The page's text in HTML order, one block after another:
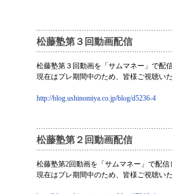
松藤塾第３回動画配信
松藤塾第３回動画を「サムマネー」で配
現在はプレ期間中のため、皆様ご視聴いた
http://blog.ushinomiya.co.jp/blog/d5236-4
松藤塾第２回動画配信
松藤塾第2回動画を「サムマネー」で配信
現在はプレ期間中のため、皆様ご視聴いた